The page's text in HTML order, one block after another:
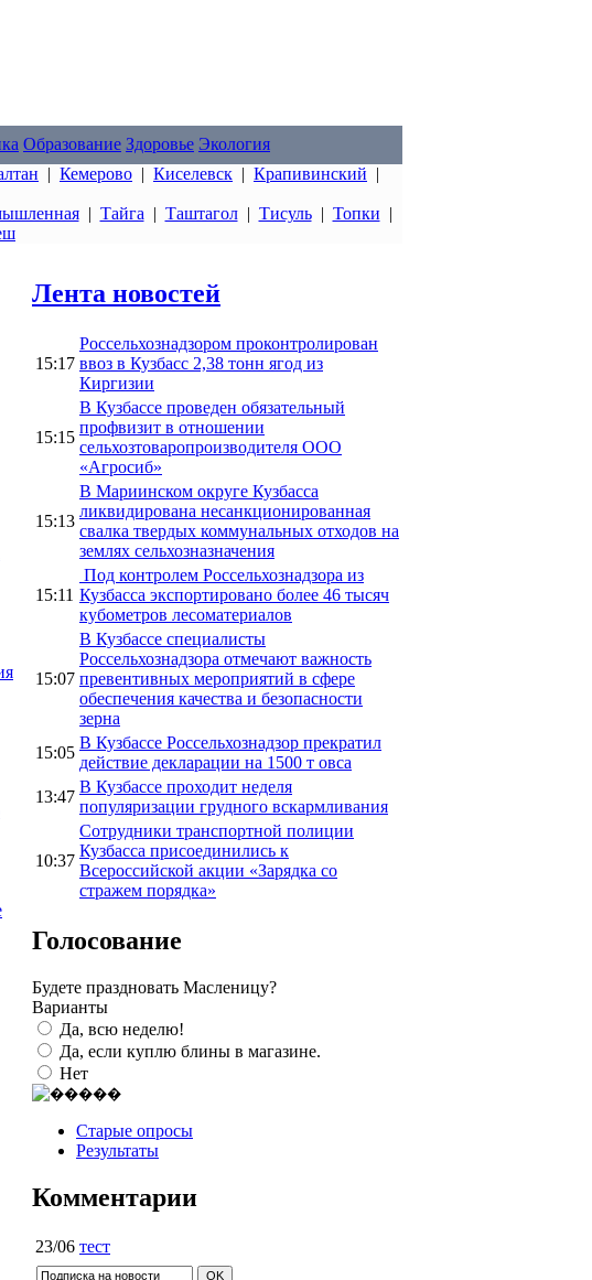
Образование Здоровье Экология
| Кемерово | Киселевск | Крапивинский |
| Тайга | Таштагол| Тисуль| Топки |
Лента новостей
15:17
Россельхознадзором проконтролирован
ввоз в Кузбасс 2,38 тонн ягод из
Киргизии
15:15
В Кузбассе проведен обязательный
профвизит в отношении
сельхозтоваропроизводителя ООО
«Агросиб»
15:13
В Мариинском округе Кузбасса
ликвидирована несанкционированная
свалка твердых коммунальных отходов на
землях сельхозназначения
15:11
Под контролем Россельхознадзора из
Кузбасса экспортировано более 46 тысяч
кубометров лесоматериалов
15:07
В Кузбассе специалисты
Россельхознадзора отмечают важность
превентивных мероприятий в сфере
обеспечения качества и безопасности
зерна
15:05
В Кузбассе Россельхознадзор прекратил
действие декларации на 1500 т овса
13:47
В Кузбассе проходит неделя
популяризации грудного вскармливания
10:37
Сотрудники транспортной полиции
Кузбасса присоединились к
Всероссийской акции «Зарядка со
стражем порядка»
Голосование
Будете праздновать Масленицу?
Варианты
Да, всю неделю!
Да, если куплю блины в магазине.
Нет
Старые опросы
Результаты
Комментарии
23/06 тест